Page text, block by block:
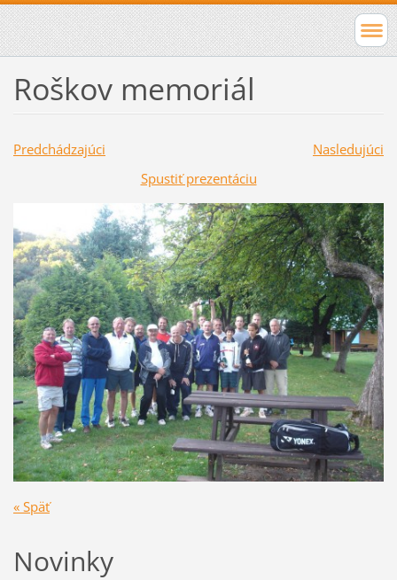
Roškov memoriál
Predchádzajúci
Nasledujúci
Spustiť prezentáciu
« Späť
Novinky